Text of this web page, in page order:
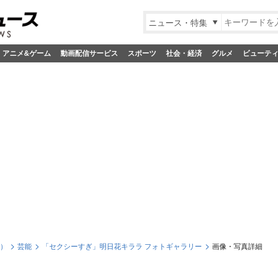
ニュース・特集
アニメ&ゲーム 動画配信サービス スポーツ 社会・経済 グルメ ビューティ
芸能 「セクシーすぎ」明日花キララ フォトギャラリー 画像・写真詳細